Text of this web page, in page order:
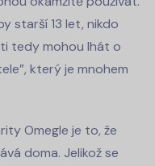
starší 13 let, nikdo
tedy mohou lhát o
který je mnohem
Omegle je to, že
doma. Jelikož se